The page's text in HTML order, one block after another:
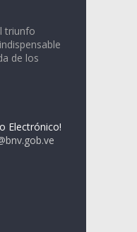
triunfo
de los
Electrónico!